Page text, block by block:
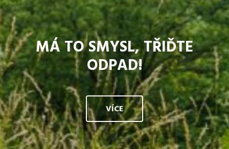
MÁ TO SMYSL, TŘIĎTE
ODPAD!
VÍCE